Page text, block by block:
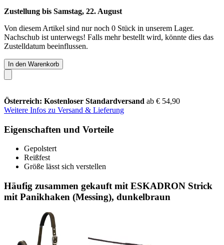
Zustellung bis Samstag, 22. August
Von diesem Artikel sind nur noch 0 Stück in unserem Lager.
Nachschub ist unterwegs! Falls mehr bestellt wird, könnte dies das
Zustelldatum beeinflussen.
In den Warenkorb
Österreich: Kostenloser Standardversand ab € 54,90
Weitere Infos zu Versand & Lieferung
Eigenschaften und Vorteile
Gepolstert
Reißfest
Größe lässt sich verstellen
Häufig zusammen gekauft mit ESKADRON Strick
mit Panikhaken (Messing), dunkelbraun